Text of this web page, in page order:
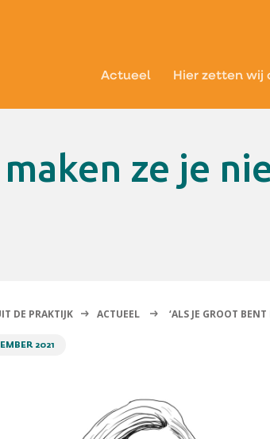
Actueel Hier zetten wij
DE PRAKTIJK ACTUEEL ‘ALS JE GROOT
2021